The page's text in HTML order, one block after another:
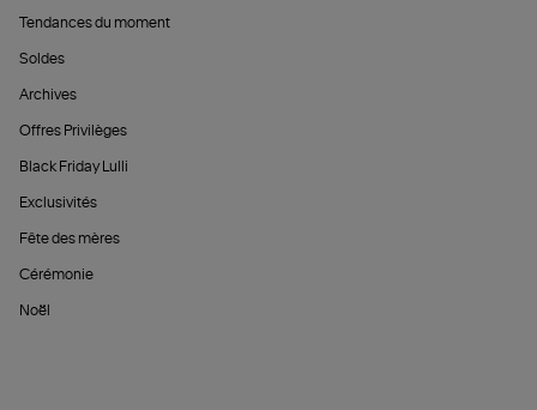
Tendances du moment
Soldes
Archives
Offres Privilèges
Black Friday Lulli
Exclusivités
Fête des mères
Cérémonie
Noël